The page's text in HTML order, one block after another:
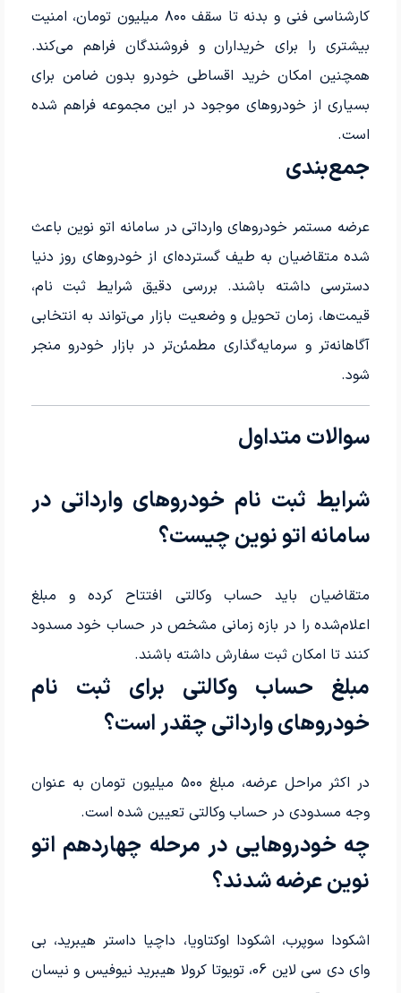
کارشناسی فنی و بدنه تا سقف ۸۰۰ میلیون تومان، امنیت
بیشتری را برای خریداران و فروشندگان فراهم می‌کند.
همچنین امکان خرید اقساطی خودرو بدون ضامن برای
بسیاری از خودروهای موجود در این مجموعه فراهم شده
است.
جمع‌بندی
عرضه مستمر خودروهای وارداتی در سامانه اتو نوین باعث
شده متقاضیان به طیف گسترده‌ای از خودروهای روز دنیا
دسترسی داشته باشند. بررسی دقیق شرایط ثبت نام،
قیمت‌ها، زمان تحویل و وضعیت بازار می‌تواند به انتخابی
آگاهانه‌تر و سرمایه‌گذاری مطمئن‌تر در بازار خودرو منجر
شود.
سوالات متداول
شرایط ثبت نام خودروهای وارداتی در
سامانه اتو نوین چیست؟
متقاضیان باید حساب وکالتی افتتاح کرده و مبلغ
اعلام‌شده را در بازه زمانی مشخص در حساب خود مسدود
کنند تا امکان ثبت سفارش داشته باشند.
مبلغ حساب وکالتی برای ثبت نام
خودروهای وارداتی چقدر است؟
در اکثر مراحل عرضه، مبلغ ۵۰۰ میلیون تومان به عنوان
وجه مسدودی در حساب وکالتی تعیین شده است.
چه خودروهایی در مرحله چهاردهم اتو
نوین عرضه شدند؟
اشکودا سوپرب، اشکودا اوکتاویا، داچیا داستر هیبرید، بی
وای دی سی لاین 06، تویوتا کرولا هیبرید نیوفیس و نیسان